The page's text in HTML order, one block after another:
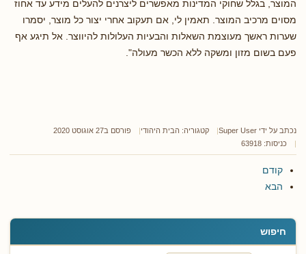
חיפוש
המוצר, בגלל שחוקי המדינות מאפשרים ליצרנים להעלים מידע עד אחוז
מסוים מרכיב המוצר. תאמין לי, אם תעקוב אחרי יצור כל מוצר, יסמרו
שערות ראשך מעוצמת השאלות והבעיות העלולות להיווצר. אל תיגע אף
פעם בשום מזון ומשקה ללא הכשר מעולה".
נכתב על ידי Super User קטגוריה: הבית היהודי
פורסם ב27 אוגוסט 2020
כניסות: 63918
קודם
הבא